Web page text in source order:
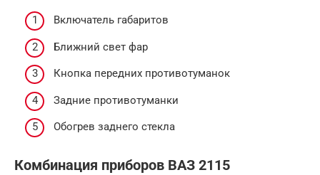
Включатель габаритов
Ближний свет фар
Кнопка передних противотуманок
Задние противотуманки
Обогрев заднего стекла
Комбинация приборов ВАЗ 2115